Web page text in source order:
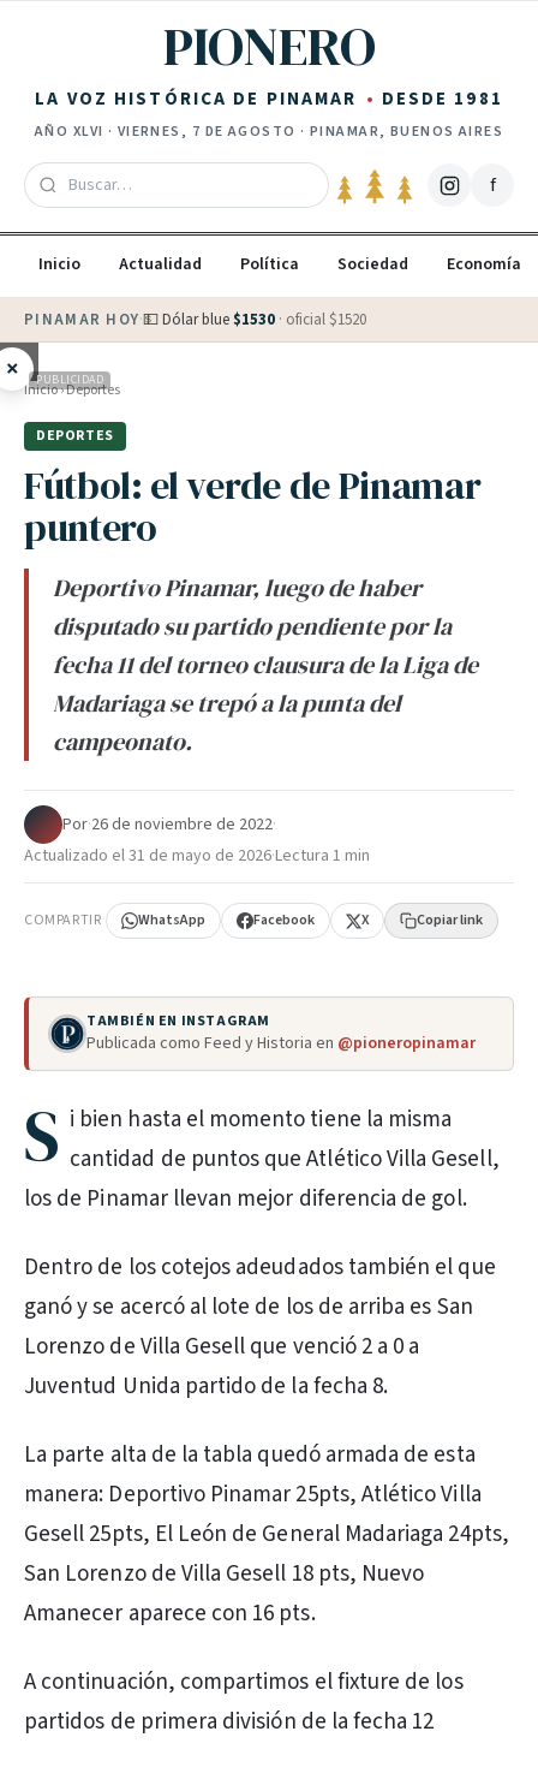
PIONERO
LA VOZ HISTÓRICA DE PINAMAR DESDE 1981
AÑO XLVI · VIERNES, 7 DE AGOSTO · PINAMAR, BUENOS AIRES
f
Inicio Actualidad Política Sociedad Economía
PINAMAR HOY·💵 Dólar blue $1530 · oficial $1520
× PUBLICIDAD
Inicio›Deportes
DEPORTES
Fútbol: el verde de Pinamar
puntero
Deportivo Pinamar, luego de haber
disputado su partido pendiente por la
fecha 11 del torneo clausura de la Liga de
Madariaga se trepó a la punta del
campeonato.
Por·26 de noviembre de 2022·
Actualizado el31 de mayo de 2026·Lectura 1 min
COMPARTIR WhatsApp Facebook X Copiar link
TAMBIÉN EN INSTAGRAM
Publicada como Feed y Historia en @pioneropinamar
S i bien hasta el momento tiene la misma
cantidad de puntos que Atlético Villa Gesell,
los de Pinamar llevan mejor diferencia de gol.
Dentro de los cotejos adeudados también el que
ganó y se acercó al lote de los de arriba es San
Lorenzo de Villa Gesell que venció 2 a 0 a
Juventud Unida partido de la fecha 8.
La parte alta de la tabla quedó armada de esta
manera: Deportivo Pinamar 25pts, Atlético Villa
Gesell 25pts, El León de General Madariaga 24pts,
San Lorenzo de Villa Gesell 18 pts, Nuevo
Amanecer aparece con 16 pts.
A continuación, compartimos el fixture de los
partidos de primera división de la fecha 12